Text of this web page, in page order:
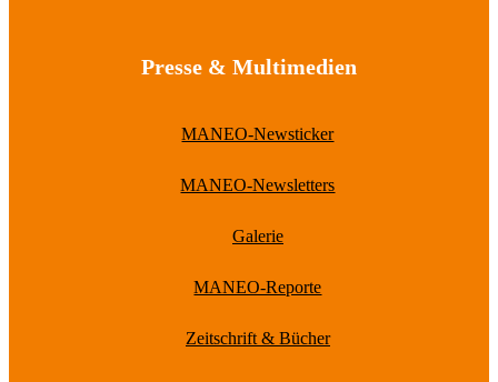
Presse & Multimedien
MANEO-Newsticker
MANEO-Newsletters
Galerie
MANEO-Reporte
Zeitschrift & Bücher